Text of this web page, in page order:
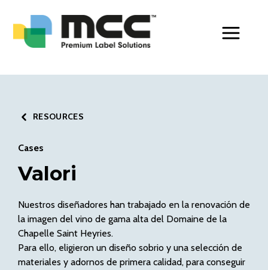
RESOURCES
Cases
Valori
Nuestros diseñadores han trabajado en la renovación de
la imagen del vino de gama alta del Domaine de la
Chapelle Saint Heyries.
Para ello, eligieron un diseño sobrio y una selección de
materiales y adornos de primera calidad, para conseguir